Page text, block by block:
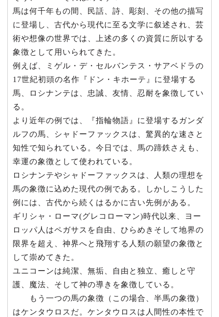
馬は何千年もの間、民話、詩、彫刻、その他の描写
に登場し、古代から現代に至る文学に叙述され、芸
術や想像の世界では、上述の多くの資質に所以する
象徴として用いられてきた。
例えば、ミゲル・デ・セルバンテス・サアベドラの
17世紀初頭の名作『ドン・キホーテ』に登場する
馬、ロシナンテは、忠誠、友情、忍耐を象徴してい
る。
より近年の例では、『指輪物語』に登場するガンダ
ルフの馬、シャドーファックスは、驚異的な速さと
知性で知られている。今日では、馬の蹄鉄さえも、
幸運の象徴として使われている。
ロシナンテやシャドーファックスは、人類の理想を
馬の象徴に込めた現代の例である。しかしこうした
例には、古代から続くはるかに古い先例がある。
ギリシャ・ローマ(グレコローマン)時代以来、ヨー
ロッパ人はペガサスを自由、ひらめきそして地界の
限界を超え、神界へと飛翔する人類の願望の象徴と
して崇めてきた。
ユニコーンは純潔、無垢、自由と独立、癒しと守
護、魔法、そして神の導きを象徴している。
もう一つの馬の象徴（この場合、半馬の象徴）
はケンタウロスだ。ケンタウロスは人間性の本性で